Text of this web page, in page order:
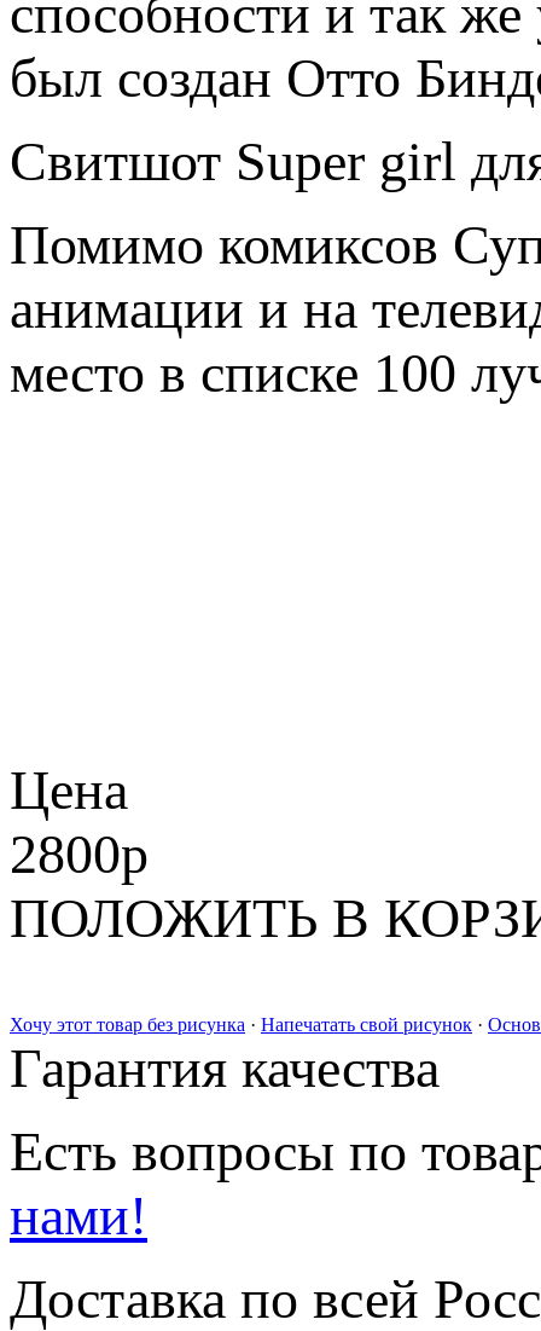
способности и так
был создан Отто
Свитшот Super girl
Помимо комиксов
анимации и на
место в списке 100
Цена
2800p
ПОЛОЖИТЬ В
Хочу этот товар без рисунка · Напечатать свой рисунок ·
Гарантия качества
Есть вопросы по
нами!
Доставка по всей